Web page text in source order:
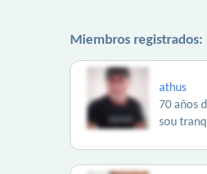
Miembros registrados:
athus
70 años
sou